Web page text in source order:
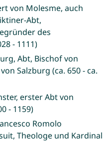
von Molesme, auch
Abt,
des
- 1111)
Abt, Bischof von
Salzburg (ca. 650 - ca.
erster Abt von
- 1159)
Romolo
Theologe und Kardinal